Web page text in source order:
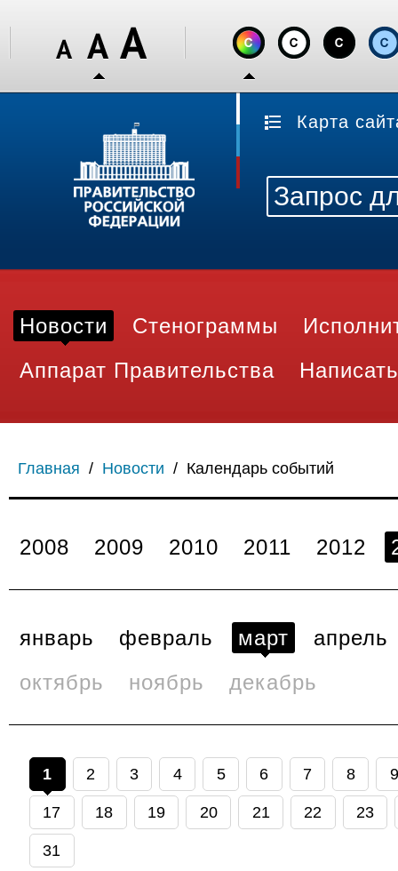
Карта
Новости Стенограммы
Аппарат Правительства
Главная / Новости / Календарь событий
2008 2009 2010 2011 2012
январь февраль март
апрель
октябрь
ноябрь декабрь
1 2 3 4 5 6 7 8 9
17 18 19 20 21 22 23
31